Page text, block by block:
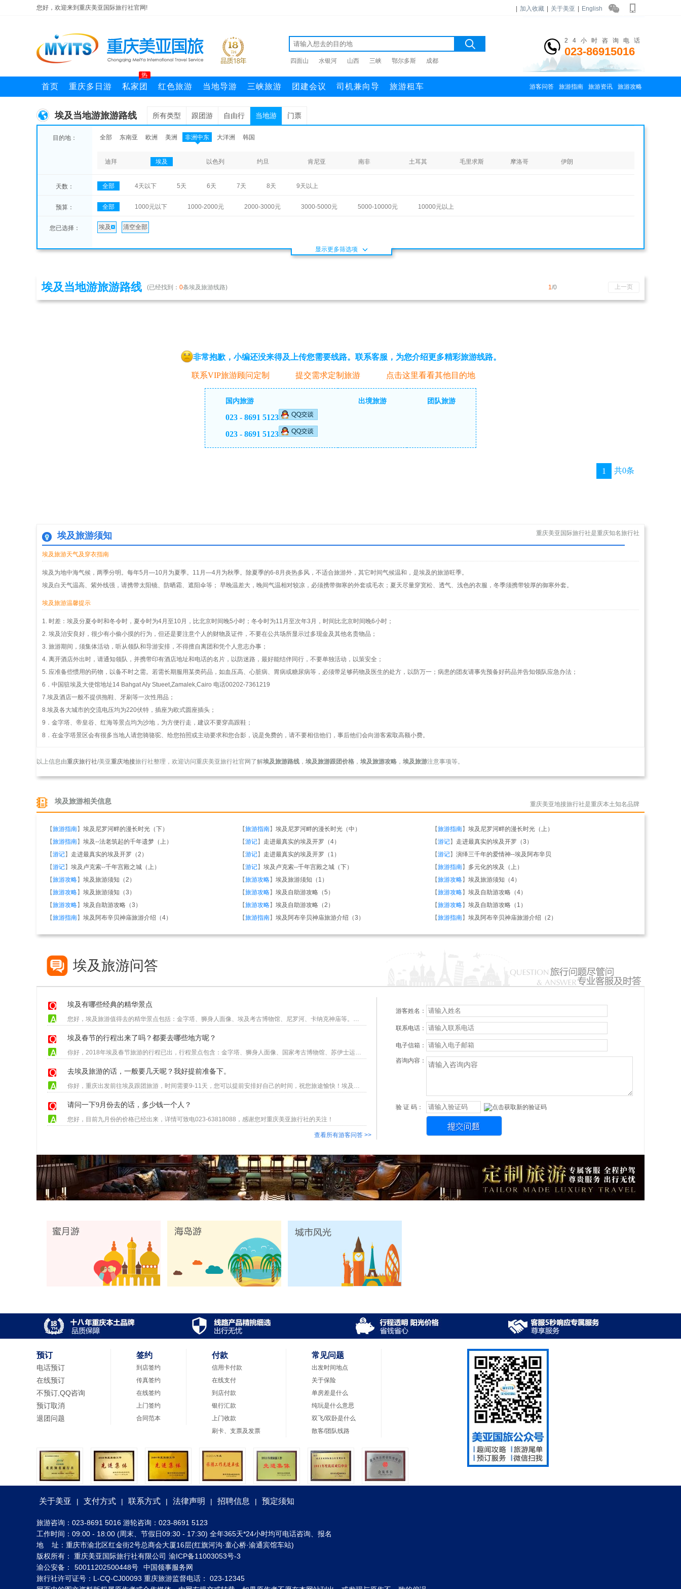
您好，欢迎来到重庆美亚国际旅行社官网! 加入收藏 关于美亚 English
四面山 水银河 山西 三峡 鄂尔多斯 成都
24小时咨询电话
023-86915016
首页 重庆多日游 私家团
热
红色旅游 当地导游 三峡旅游 团建会议 司机兼向导 旅游租车 游客问答 旅游指南 旅游资讯 旅游攻略
埃及当地游旅游路线 所有类型 跟团游 自由行 当地游 门票
目的地： 全部 东南亚 欧洲 美洲 非洲中东 大洋洲 韩国
迪拜 埃及 以色列 约旦 肯尼亚 南非 土耳其 毛里求斯 摩洛哥 伊朗
天数： 全部 4天以下 5天 6天 7天 8天 9天以上
预算： 全部 1000元以下 1000-2000元 2000-3000元 3000-5000元 5000-10000元 10000元以上
您已选择： 埃及 清空全部
显示更多筛选项
埃及当地游旅游路线 (已经找到： 0条埃及旅游线路) 1/0 上一页
非常抱歉，小编还没来得及上传您需要线路。联系客服，为您介绍更多精彩旅游线路。
联系VIP旅游顾问定制 提交需求定制旅游 点击这里看看其他目的地
国内旅游
023 - 8691 5123
023 - 8691 5123
出境旅游 团队旅游
共0条
1
重庆美亚国际旅行社是重庆知名旅行社
埃及旅游须知
埃及旅游天气及穿衣指南
埃及为地中海气候，两季分明。每年5月—10月为夏季。11月—4月为秋季。除夏季的6-8月炎热多风，不适合旅游外，其它时间气候温和，是埃及的旅游旺季。
埃及白天气温高、紫外线强，请携带太阳镜、防晒霜、遮阳伞等； 早晚温差大，晚间气温相对较凉，必须携带御寒的外套或毛衣；夏天尽量穿宽松、透气、浅色的衣服，冬季须携带较厚的御寒外套。
埃及旅游温馨提示
1. 时差：埃及分夏令时和冬令时，夏令时为4月至10月，比北京时间晚5小时；冬令时为11月至次年3月，时间比北京时间晚6小时；
2. 埃及治安良好，很少有小偷小摸的行为，但还是要注意个人的财物及证件，不要在公共场所显示过多现金及其他名贵物品；
3. 旅游期间，须集体活动，听从领队和导游安排，不得擅自离团和凭个人意志办事；
4. 离开酒店外出时，请通知领队，并携带印有酒店地址和电话的名片，以防迷路，最好能结伴同行，不要单独活动，以策安全；
5. 应准备些惯用的药物，以备不时之需。若需长期服用某类药品，如血压高、心脏病、胃病或糖尿病等，必须带足够药物及医生的处方，以防万一；病患的团友请事先预备好药品并告知领队应急办法；
6．中国驻埃及大使馆地址14 Bahgat Aly Stueet,Zamalek,Cairo 电话00202-7361219
7.埃及酒店一般不提供拖鞋、牙刷等一次性用品；
8.埃及各大城市的交流电压均为220伏特，插座为欧式圆座插头；
9．金字塔、帝皇谷、红海等景点均为沙地，为方便行走，建议不要穿高跟鞋；
8．在金字塔景区会有很多当地人请您骑骆驼、给您拍照或主动要求和您合影，说是免费的，请不要相信他们，事后他们会向游客索取高额小费。
以上信息由重庆旅行社/美亚重庆地接旅行社整理，欢迎访问重庆美亚旅行社官网了解埃及旅游路线 ， 埃及旅游跟团价格 ， 埃及旅游攻略 ， 埃及旅游注意事项等。
埃及旅游相关信息 重庆美亚地接旅行社是重庆本土知名品牌
【旅游指南】 埃及尼罗河畔的漫长时光（下） 【旅游指南】 埃及尼罗河畔的漫长时光（中） 【旅游指南】 埃及尼罗河畔的漫长时光（上）
【旅游指南】 埃及--法老筑起的千年遗梦（上） 【游记】 走进最真实的埃及开罗（4） 【游记】 走进最真实的埃及开罗（3）
【游记】 走进最真实的埃及开罗（2） 【游记】 走进最真实的埃及开罗（1） 【游记】 演绎三千年的爱情神--埃及阿布辛贝
【游记】 埃及卢克索--千年宫殿之城（上） 【游记】 埃及卢克索--千年宫殿之城（下） 【旅游指南】 多元化的埃及（上）
【旅游攻略】 埃及旅游须知（2） 【旅游攻略】 埃及旅游须知（1） 【旅游攻略】 埃及旅游须知（4）
【旅游攻略】 埃及旅游须知（3） 【旅游攻略】 埃及自助游攻略（5） 【旅游攻略】 埃及自助游攻略（4）
【旅游攻略】 埃及自助游攻略（3） 【旅游攻略】 埃及自助游攻略（2） 【旅游攻略】 埃及自助游攻略（1）
【旅游指南】 埃及阿布辛贝神庙旅游介绍（4） 【旅游指南】 埃及阿布辛贝神庙旅游介绍（3） 【旅游指南】 埃及阿布辛贝神庙旅游介绍（2）
埃及旅游问答
埃及有哪些经典的精华景点
您好，埃及旅游值得去的精华景点包括：金字塔、狮身人面像、埃及考古博物馆、尼罗河、卡纳克神庙等。埃及旅游的其他问题，可以直接咨询在线客服，或拨打023-86915123咨询。
埃及春节的行程出来了吗？都要去哪些地方呢？
你好，2018年埃及春节旅游的行程已出，行程景点包含：金字塔、狮身人面像、国家考古博物馆、苏伊士运河、红海等。埃及旅游的其他问题，可以直接咨询在线客服，或拨打023-86915123咨询。
去埃及旅游的话，一般要几天呢？我好提前准备下。
你好，重庆出发前往埃及跟团旅游，时间需要9-11天，您可以提前安排好自己的时间，祝您旅途愉快！埃及旅游的其他问题，可以直接咨询在线客服，或拨打023-86915123咨询。
请问一下9月份去的话，多少钱一个人？
您好，目前九月份的价格已经出来，详情可致电023-63818088，感谢您对重庆美亚旅行社的关注！
查看所有游客问答 >>
游客姓名：
联系电话：
电子信箱：
咨询内容：
验 证 码：
预订
电话预订
在线预订
不预订,QQ咨询
预订取消
退团问题
签约
到店签约
传真签约
在线签约
上门签约
合同范本
付款
信用卡付款
在线支付
到店付款
银行汇款
上门收款
刷卡、支票及发票
常见问题
出发时间地点
关于保险
单房差是什么
纯玩是什么意思
双飞/双卧是什么
散客/团队线路
关于美亚 | 支付方式 | 联系方式 | 法律声明 | 招聘信息 | 预定须知
旅游咨询：023-8691 5016 游轮咨询：023-8691 5123
工作时间：09:00 - 18:00 (周末、节假日09:30 - 17:30) 全年365天*24小时均可电话咨询、报名
地 址：重庆市渝北区红金街2号总商会大厦16层(红旗河沟·童心桥·渝通宾馆车站)
版权所有： 重庆美亚国际旅行社有限公司 渝ICP备11003053号-3
渝公安备：
50011202500448号
中国领事服务网
旅行社许可证号：L-CQ-CJ00093 重庆旅游监督电话： 023-12345